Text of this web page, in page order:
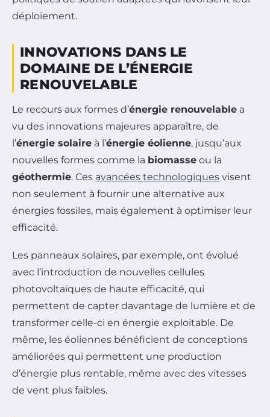
déploiement.
INNOVATIONS DANS LE
DOMAINE DE L’ÉNERGIE
RENOUVELABLE
Le recours aux formes d’énergie renouvelable a
vu des innovations majeures apparaître, de
l’énergie solaire à l’énergie éolienne, jusqu’aux
nouvelles formes comme la biomasse ou la
géothermie. Ces avancées technologiques visent
non seulement à fournir une alternative aux
énergies fossiles, mais également à optimiser leur
efficacité.
Les panneaux solaires, par exemple, ont évolué
avec l’introduction de nouvelles cellules
photovoltaïques de haute efficacité, qui
permettent de capter davantage de lumière et de
transformer celle-ci en énergie exploitable. De
même, les éoliennes bénéficient de conceptions
améliorées qui permettent une production
d’énergie plus rentable, même avec des vitesses
de vent plus faibles.